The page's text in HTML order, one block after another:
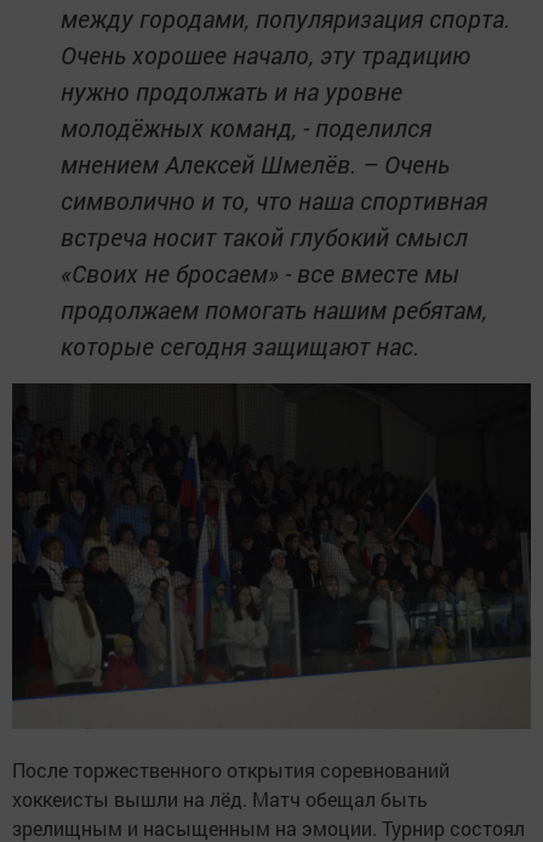
между городами, популяризация спорта.
Очень хорошее начало, эту традицию
нужно продолжать и на уровне
молодёжных команд, - поделился
мнением Алексей Шмелёв. – Очень
символично и то, что наша спортивная
встреча носит такой глубокий смысл
«Своих не бросаем» - все вместе мы
продолжаем помогать нашим ребятам,
которые сегодня защищают нас.
После торжественного открытия соревнований
хоккеисты вышли на лёд. Матч обещал быть
зрелищным и насыщенным на эмоции. Турнир состоял